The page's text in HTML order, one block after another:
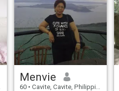
Menvie
60 • Cavite, Cavite, Philippines